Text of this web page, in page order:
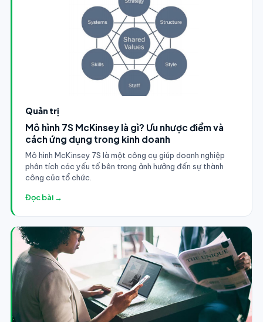
Quản trị
Mô hình 7S McKinsey là gì? Ưu nhược điểm và
cách ứng dụng trong kinh doanh
Mô hình McKinsey 7S là một công cụ giúp doanh nghiệp
phân tích các yếu tố bên trong ảnh hưởng đến sự thành
công của tổ chức.
Đọc bài →